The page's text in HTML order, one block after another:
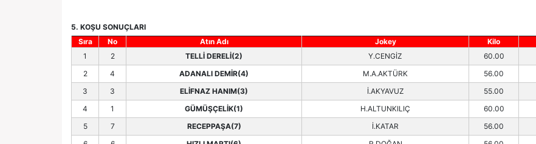
5. KOŞU SONUÇLARI
Sıra
No Atın Adı Jokey Kilo
1
2 TELLİ DERELİ(2) Y.CENGİZ 60.00
2
4 ADANALI DEMİR(4) M.A.AKTÜRK 56.00
3
3 ELİFNAZ HANIM(3) İ.AKYAVUZ 55.00
4
1 GÜMÜŞÇELİK(1) H.ALTUNKILIÇ 60.00
5
7 RECEPPAŞA(7) İ.KATAR 56.00